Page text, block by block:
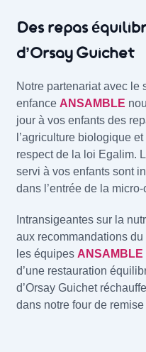
Des repas
d’Orsay Guichet
Notre partenariat avec le
enfance ANSAMBLE
jour à vos enfants des
l’agriculture biologique
respect de la loi Egalim.
servi à vos enfants sont
dans l’entrée de la micro-
Intransigeantes sur la
aux recommandations du
les équipes ANSAMBLE
d’une restauration
d’Orsay Guichet
dans notre four de